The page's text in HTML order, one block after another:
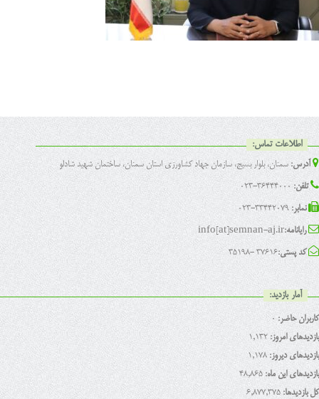
اطلاعات تماس:
آدرس: سمنان، بلوار بسیج، سازمان جهاد کشاورزی استان سمنان، ساختمان شهید شادلو
تلفن: 36444000-023
نمابر: 33442079-023
رایانامه:info[at]semnan-aj.ir
کد پستی:37616 -35198
آمار بازدید:
کاربران حاضر: 0
بازدیدهای امروز: 1,132
بازدیدهای دیروز: 1,178
بازدیدهای این ماه:48,865
کل بازدیدها:6,877,375